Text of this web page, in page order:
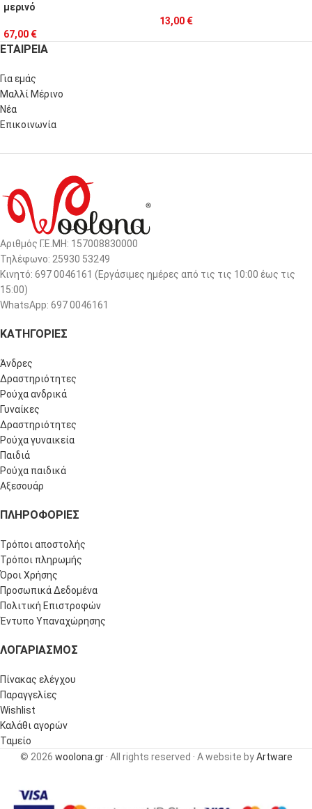
μερινό
67,00 €
13,00 €
ΕΤΑΙΡΕΙΑ
Για εμάς
Μαλλί Μέρινο
Νέα
Επικοινωνία
Αριθμός Γ.Ε.ΜΗ: 157008830000
Τηλέφωνο: 25930 53249
Κινητό: 697 0046161 (Eργάσιμες ημέρες από τις τις 10:00 έως τις
15:00)
WhatsApp: 697 0046161
ΚΑΤΗΓΟΡΙΕΣ
Άνδρες
Δραστηριότητες
Ρούχα ανδρικά
Γυναίκες
Δραστηριότητες
Ρούχα γυναικεία
Παιδιά
Ρούχα παιδικά
Αξεσουάρ
ΠΛΗΡΟΦΟΡΊΕΣ
Τρόποι αποστολής
Τρόποι πληρωμής
Όροι Χρήσης
Προσωπικά Δεδομένα
Πολιτική Επιστροφών
Έντυπο Υπαναχώρησης
ΛΟΓΑΡΙΑΣΜΌΣ
Πίνακας ελέγχου
Παραγγελίες
Wishlist
Καλάθι αγορών
Ταμείο
© 2026 woolona.gr· All rights reserved · A website byArtware